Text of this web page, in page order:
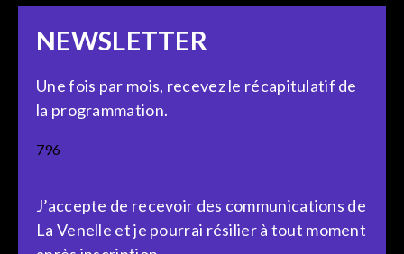
NEWSLETTER
Une fois par mois, recevez le récapitulatif de
la programmation.
796
J’accepte de recevoir des communications de
La Venelle et je pourrai résilier à tout moment